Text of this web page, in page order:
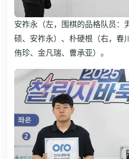
安祚永（左，围棋的品格队员：
硕、安祚永）、朴硬根（右，春
侑珍、金凡瑞、曹承亚）。